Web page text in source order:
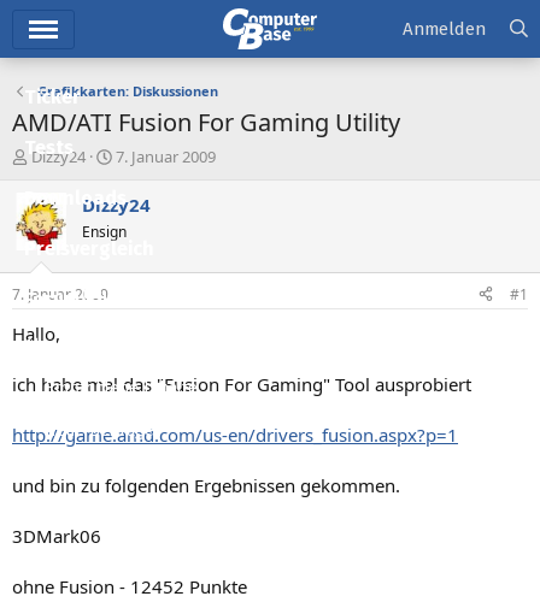
Ticker
Tests
Downloads
Preisvergleich
Forum
Aktuelles
Empfohlene Inhalte
Neue Beiträge
Anmelden
Grafikkarten: Diskussionen
AMD/ATI Fusion For Gaming Utility
E
s
t
e
e
r
Dizzy24
E
s
t
e
t
7. Januar 2009
Dizzy24
Ensign
7. Januar 2009 #1
Hallo,
ich habe mal das "Fusion For Gaming" Tool ausprobiert
http://game.amd.com/us-en/drivers_fusion.aspx?p=1
und bin zu folgenden Ergebnissen gekommen.
3DMark06
ohne Fusion - 12452 Punkte